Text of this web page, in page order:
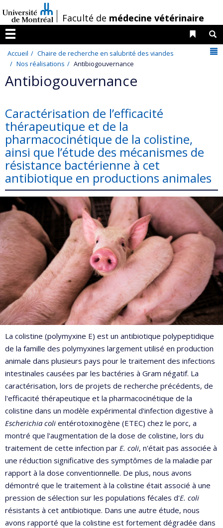
au
contenu
/Faculté de médecine vétérinaire
Menu
Liens
Accueil
Chaire de recherche en salubrité des viandes
Nos réalisations
Antibiogouvernance
Antibiogouvernance
Caractérisation de l’efficacité
thérapeutique et de la
pharmacocinétique de la colistine,
ainsi que l’étude des mécanismes de
résistance bactérienne à cet
antibiotique en productions animales
La colistine (polymyxine E) est un antibiotique polypeptidique
de la famille des polymyxines largement utilisé en production
animale dans plusieurs pays pour le traitement des infections
intestinales causées par les bactéries à Gram négatif. La
caractérisation, lors de projets de recherche précédents, de
l'efficacité thérapeutique et la pharmacocinétique de la
colistine dans un modèle expérimental d'infection digestive à
Escherichia coli entérotoxinogène (ETEC) chez le porc, a
montré que l'augmentation de la dose de colistine, lors du
traitement de cette infection par E. coli, n'était pas associée à
une réduction significative des symptômes de la maladie par
rapport à la dose conventionnelle. De plus, nous avons
démontré que le traitement à la colistine était associé à une
pression de sélection sur les populations fécales d'E. coli
résistants à cet antibiotique. Dans une autre étude, nous
avons rapporté que la colistine est fortement dégradée dans